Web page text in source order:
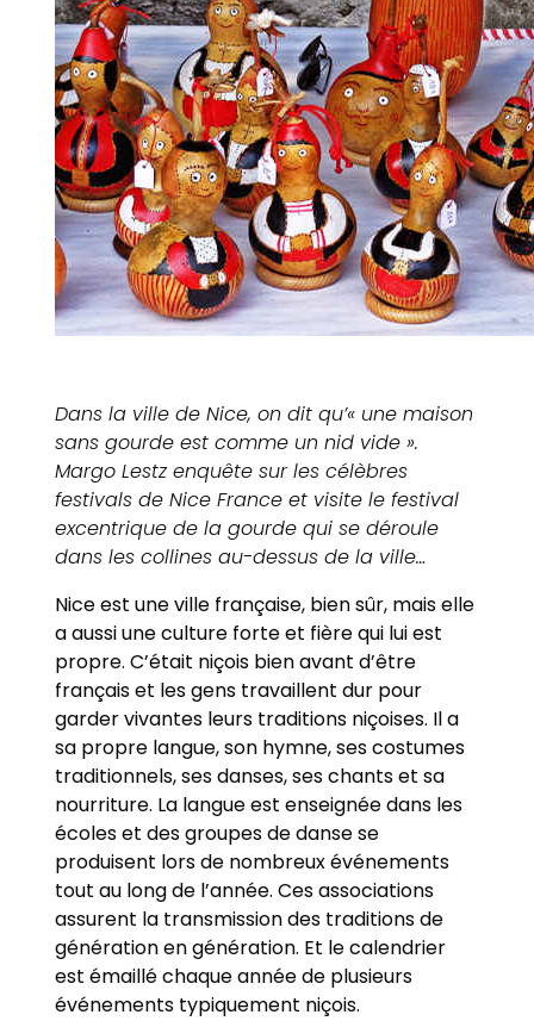
Dans la ville de Nice, on dit qu’« une maison
sans gourde est comme un nid vide ».
Margo Lestz enquête sur les célèbres
festivals de Nice France et visite le festival
excentrique de la gourde qui se déroule
dans les collines au-dessus de la ville…
Nice est une ville française, bien sûr, mais elle
a aussi une culture forte et fière qui lui est
propre. C’était niçois bien avant d’être
français et les gens travaillent dur pour
garder vivantes leurs traditions niçoises. Il a
sa propre langue, son hymne, ses costumes
traditionnels, ses danses, ses chants et sa
nourriture. La langue est enseignée dans les
écoles et des groupes de danse se
produisent lors de nombreux événements
tout au long de l’année. Ces associations
assurent la transmission des traditions de
génération en génération. Et le calendrier
est émaillé chaque année de plusieurs
événements typiquement niçois.